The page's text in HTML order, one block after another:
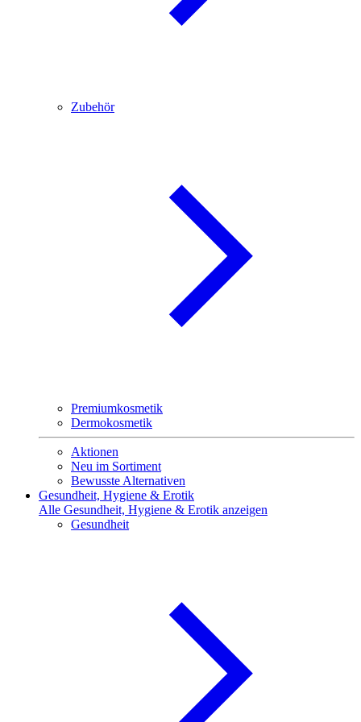
Zubehör
Premiumkosmetik
Dermokosmetik
Aktionen
Neu im Sortiment
Bewusste Alternativen
Gesundheit, Hygiene & Erotik
Alle Gesundheit, Hygiene & Erotik anzeigen
Gesundheit